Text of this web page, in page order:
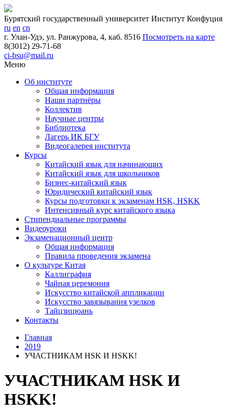
Бурятский государственный университет Институт Конфуция
ru en cn
г. Улан-Удэ, ул. Ранжурова, 4, каб. 8516 Посмотреть на карте
8(3012) 29-71-68
ci-bsu@mail.ru
Меню
Об институте
Общая информация
Наши партнёры
Коллектив
Научные центры
Библиотека
Лагерь ИК БГУ
Видеогалерея института
Курсы
Китайский язык для начинающих
Китайский язык для школьников
Бизнес-китайский язык
Юридический китайский язык
Курсы подготовки к экзаменам HSK, HSKK
Интенсивный курс китайск​ого язык​а
Стипендиальные программы
Видеоуроки
Экзаменационный центр
Общая информация
Правила проведения экзамена
О культуре Китая
Каллиграфия
Чайная церемония
Искусство китайской аппликации
Искусство завязывания узелков
Тайцзицюань
Контакты
Главная
2019
УЧАСТНИКАМ HSK И HSKK!
УЧАСТНИКАМ HSK И
HSKK!